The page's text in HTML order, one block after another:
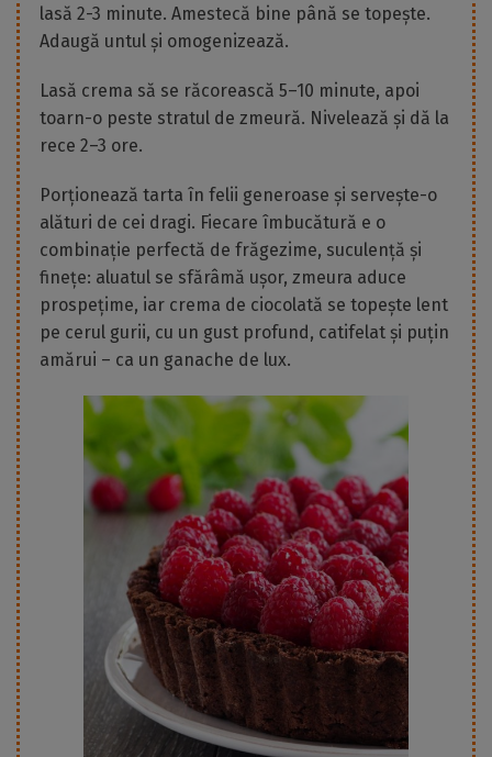
lasă 2-3 minute. Amestecă bine până se topește.
Adaugă untul și omogenizează.
Lasă crema să se răcorească 5–10 minute, apoi
toarn-o peste stratul de zmeură. Nivelează și dă la
rece 2–3 ore.
Porționează tarta în felii generoase și servește-o
alături de cei dragi. Fiecare îmbucătură e o
combinație perfectă de frăgezime, suculență și
finețe: aluatul se sfărâmă ușor, zmeura aduce
prospețime, iar crema de ciocolată se topește lent
pe cerul gurii, cu un gust profund, catifelat și puțin
amărui – ca un ganache de lux.